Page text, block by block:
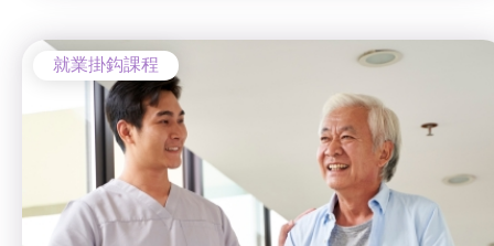
就業掛鈎課程